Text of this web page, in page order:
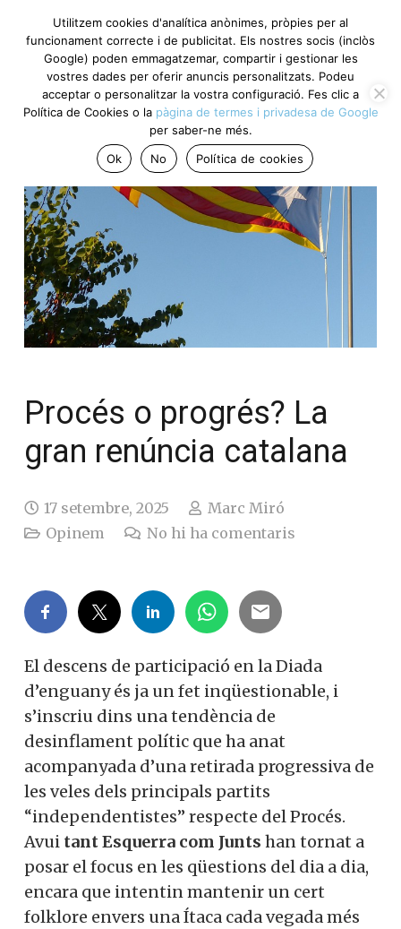
Procés o progrés? La
gran renúncia catalana
17 setembre, 2025
Marc Miró
Opinem
No hi ha comentaris
El descens de participació en la Diada
d’enguany és ja un fet inqüestionable, i
s’inscriu dins una tendència de
desinflament polític que ha anat
acompanyada d’una retirada progressiva de
les veles dels principals partits
“independentistes” respecte del Procés.
Avui tant Esquerra com Junts han tornat a
posar el focus en les qüestions del dia a dia,
encara que intentin mantenir un cert
folklore envers una Ítaca cada vegada més
Utilitzem cookies d'analítica anònimes, pròpies per al
funcionament correcte i de publicitat. Els nostres socis (inclòs
Google) poden emmagatzemar, compartir i gestionar les
vostres dades per oferir anuncis personalitzats. Podeu
acceptar o personalitzar la vostra configuració. Fes clic a
Política de Cookies o la pàgina de termes i privadesa de Google
per saber-ne més.
Ok
No Política de cookies